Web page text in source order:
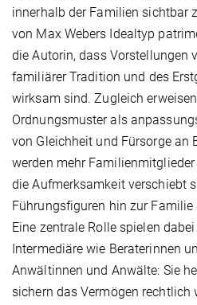
innerhalb der Familien sichtbar
von Max Webers Idealtyp
die Autorin, dass Vorstellungen
familiärer Tradition und des
wirksam sind. Zugleich
Ordnungsmuster als
von Gleichheit und Fürsorge an
werden mehr
die Aufmerksamkeit verschiebt
Führungsfiguren hin zur
Eine zentrale Rolle spielen
Intermediäre wie Beraterinnen
Anwältinnen und Anwälte: Sie
sichern das Vermögen